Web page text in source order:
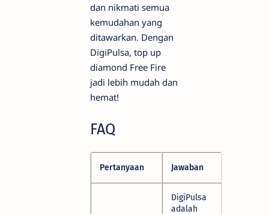
dan nikmati semua
kemudahan yang
ditawarkan. Dengan
DigiPulsa, top up
diamond Free Fire
jadi lebih mudah dan
hemat!
FAQ
Pertanyaan Jawaban
DigiPulsa
adalah